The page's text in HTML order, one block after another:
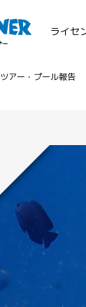
ライセ
ツアー・プール報告